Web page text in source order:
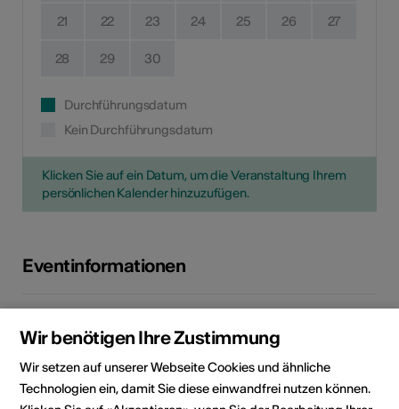
21 22 23 24 25 26 27
28 29 30
Durchführungsdatum
Kein Durchführungsdatum
Klicken Sie auf ein Datum, um die Veranstaltung Ihrem
persönlichen Kalender hinzuzufügen.
Eventinformationen
Kirchweg 6
3995 Ernen
Wir benötigen Ihre Zustimmung
Wir setzen auf unserer Webseite Cookies und ähnliche
Technologien ein, damit Sie diese einwandfrei nutzen können.